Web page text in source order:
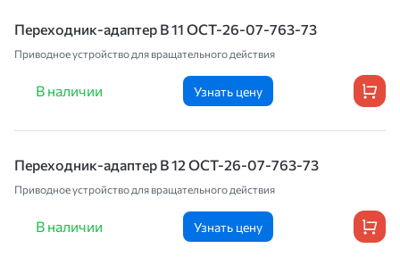
Переходник-адаптер В 11 ОСТ-26-07-763-73
Приводное устройство для вращательного действия
В наличии Узнать цену
Переходник-адаптер В 12 ОСТ-26-07-763-73
Приводное устройство для вращательного действия
В наличии Узнать цену